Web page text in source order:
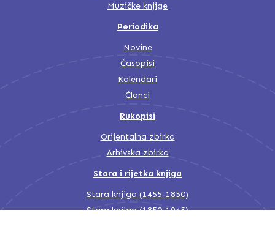
Muzičke knjige
Periodika
Novine
Časopisi
Kalendari
Članci
Rukopisi
Orijentalna zbirka
Arhivska zbirka
Stara i rijetka knjiga
Stara knjiga (1455-1850)
Stara knjiga (1850-1945)